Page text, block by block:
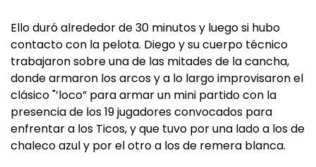
Ello duró alrededor de 30 minutos y luego si hubo
contacto con la pelota. Diego y su cuerpo técnico
trabajaron sobre una de las mitades de la cancha,
donde armaron los arcos y a lo largo improvisaron el
clásico "’loco” para armar un mini partido con la
presencia de los 19 jugadores convocados para
enfrentar a los Ticos, y que tuvo por una lado a los de
chaleco azul y por el otro a los de remera blanca.